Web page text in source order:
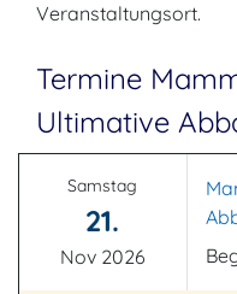
Veranstaltungsort.
Termine
Ultimative
Samstag
21.
Nov 2026